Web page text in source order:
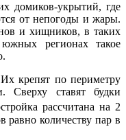
домиков-укрытий, где
от непогоды и жары.
и хищников, в таких
регионах такое
крепят по периметру
Сверху ставят будки
рассчитана на 2
равно количеству пар в